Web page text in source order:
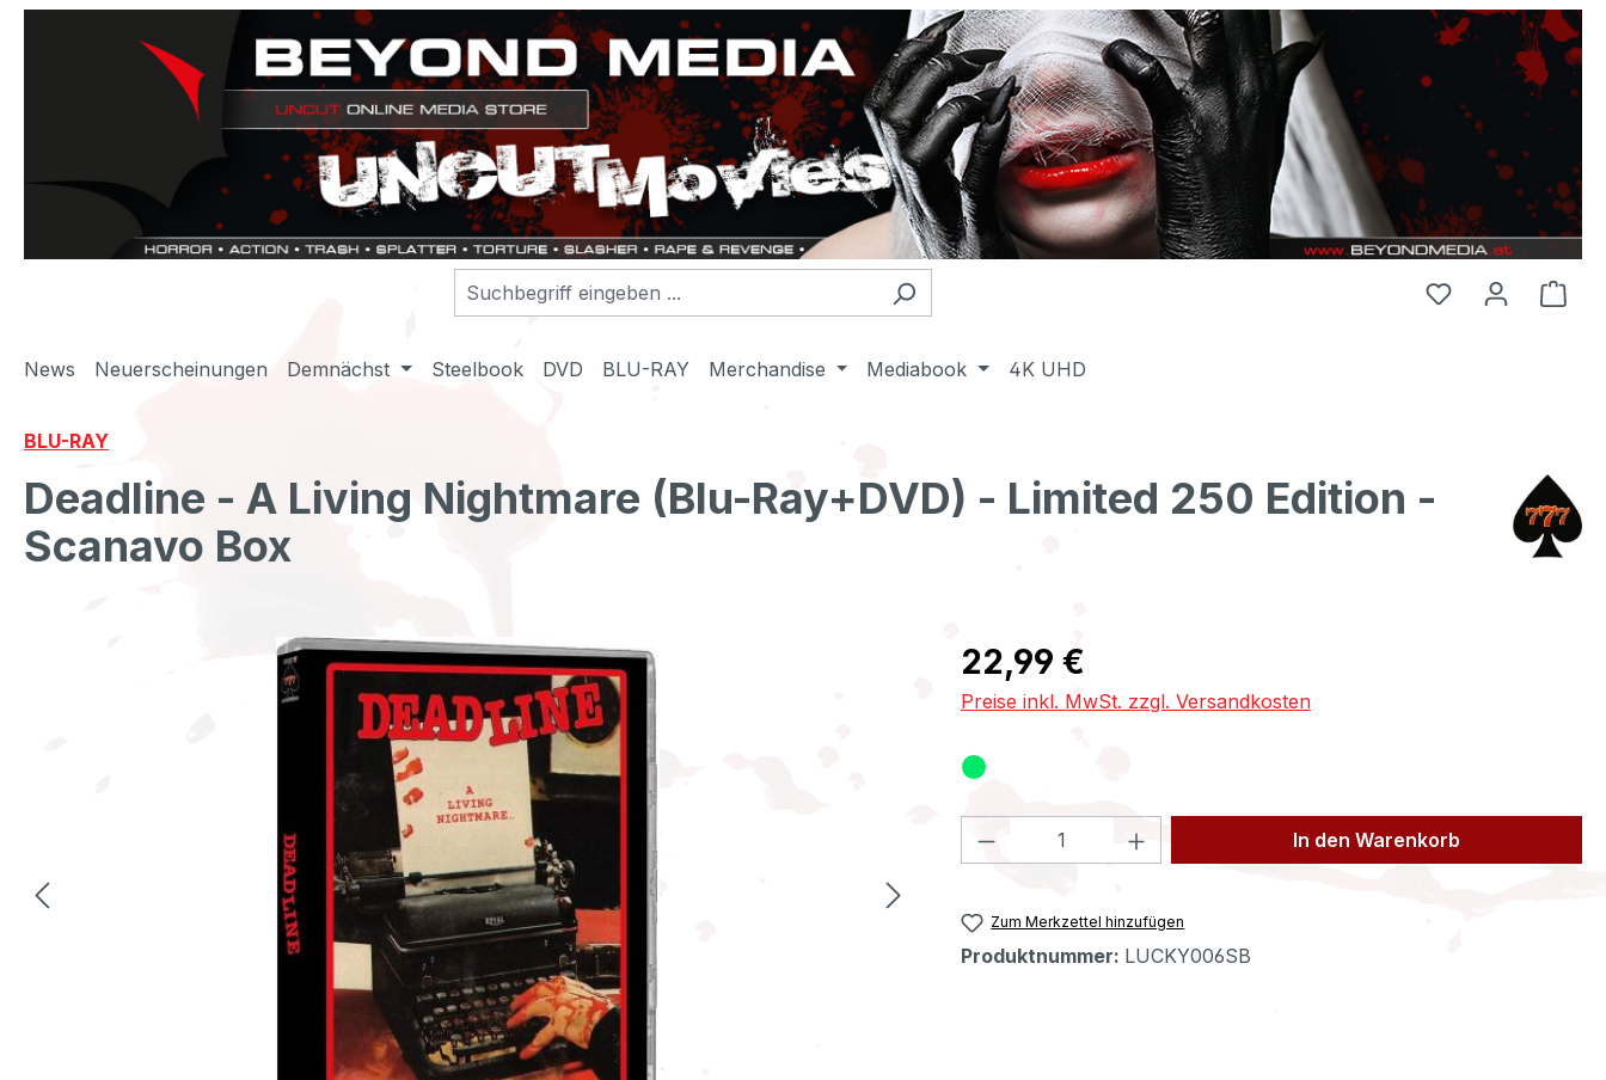
Zur Hauptnavigation springen
News Neuerscheinungen Demnächst Steelbook DVD BLU-RAY Merchandise Mediabook 4K UHD
BLU-RAY
Deadline - A Living Nightmare (Blu-Ray+DVD) - Limited 250 Edition -
Scanavo Box
Regulärer Preis:
22,99 €
Preise inkl. MwSt. zzgl. Versandkosten
Produkt Anzahl: Gib den gewünschten Wert
In den Warenkorb
Zum Merkzettel hinzufügen
Produktnummer: LUCKY006SB